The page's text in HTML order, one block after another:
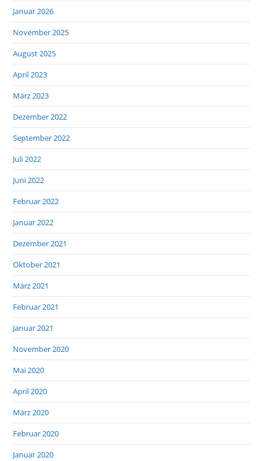
Januar 2026
November 2025
August 2025
April 2023
März 2023
Dezember 2022
September 2022
Juli 2022
Juni 2022
Februar 2022
Januar 2022
Dezember 2021
Oktober 2021
März 2021
Februar 2021
Januar 2021
November 2020
Mai 2020
April 2020
März 2020
Februar 2020
Januar 2020